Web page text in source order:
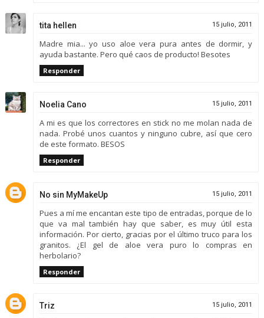
tita hellen 15 julio, 2011
Madre mia... yo uso aloe vera pura antes de dormir, y
ayuda bastante. Pero qué caos de producto! Besotes
Responder
Noelia Cano 15 julio, 2011
A mi es que los correctores en stick no me molan nada de
nada. Probé unos cuantos y ninguno cubre, así que cero
de este formato. BESOS
Responder
No sin MyMakeUp 15 julio, 2011
Pues a mí me encantan este tipo de entradas, porque de lo
que va mal también hay que saber, es muy útil esta
información. Por cierto, gracias por el último truco para los
granitos. ¿El gel de aloe vera puro lo compras en
herbolario?
Responder
Triz 15 julio, 2011